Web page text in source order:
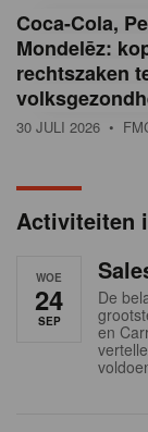
e
a
n
Coca-Cola,
Mondelēz:
rechtszaken
30 JULI 2026 •
Activiteiten
WOE
24
SEP
De
en